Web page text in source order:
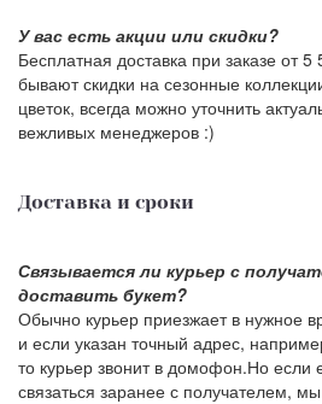
У вас есть акции или скидки?
Бесплатная доставка при заказе от
бывают скидки на сезонные
цветок, всегда можно уточнить
вежливых менеджеров :)
Доставка и сроки
Связывается ли курьер с
доставить букет?
Обычно курьер приезжает в нужное
и если указан точный адрес,
то курьер звонит в домофон.Но если
связаться заранее с получателем,